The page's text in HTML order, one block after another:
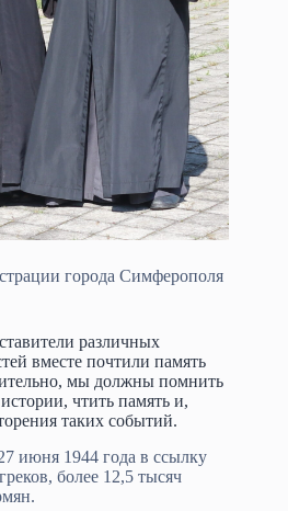
города Симферополя
различных
вместе почтили память
мы должны помнить
чтить память и,
таких событий.
июня 1944 года в ссылку
более 12,5 тысяч